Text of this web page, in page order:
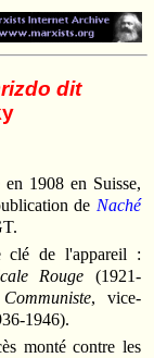
dit
1908 en Suisse,
de Naché
clé de l'appareil :
Rouge (1921-
, vice-
1946).
monté contre les